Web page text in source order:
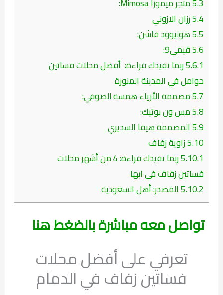
5.3متجر ميموزا Mimosa:
5.4رزان الازوني
5.5هوليوود فاشن:
5.6فيمي9:
5.6.1ربما تفيدك قراءة: أفضل محلات فساتين
حوامل في المدينة المنورة
5.7مصممة الأزياء همسة الصوفي:
5.8مس ون بوتيك:
5.9المصممة هيفا السديري
5.10زاوية زفاف
5.10.1
ربما تفيدك قراءة: 4 من أشهر محلات
فساتين زفاف في ابها
5.10.2المصدر: أهل السعودية
تواصل معه مباشرة بالضغط هنا
تعرفي على أفضل محلات
فساتين زفاف في الدمام